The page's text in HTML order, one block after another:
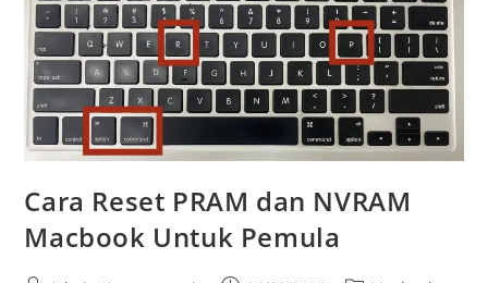
Cara Reset PRAM dan NVRAM
Macbook Untuk Pemula